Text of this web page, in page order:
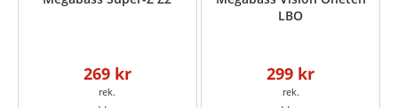
269 kr
LBO
299 kr